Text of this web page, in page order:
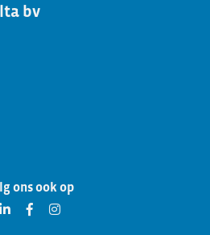
bv
ons ook op